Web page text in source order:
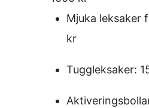
Mjuka leksaker
kr
Tuggleksaker: